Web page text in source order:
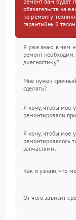
обязательств на
по ремонту
гарантийный талон.
Я уже знаю в чем
ремонт
диагностику?
Мне нужен
сделать?
Я хочу, чтобы мое
ремонтировали
Я хочу, чтобы мое
ремонтировалось
запчастями.
Как я узнаю, что
От чего зависит